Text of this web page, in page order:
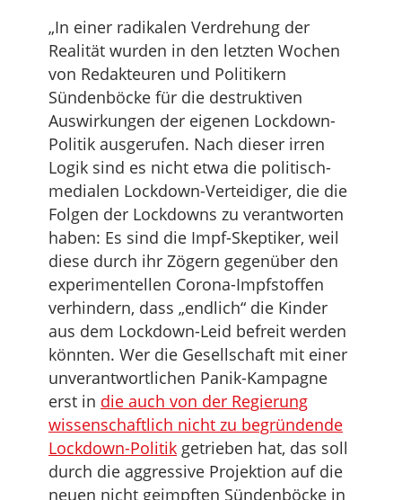
„In einer radikalen Verdrehung der
Realität wurden in den letzten Wochen
von Redakteuren und Politikern
Sündenböcke für die destruktiven
Auswirkungen der eigenen Lockdown-
Politik ausgerufen. Nach dieser irren
Logik sind es nicht etwa die politisch-
medialen Lockdown-Verteidiger, die die
Folgen der Lockdowns zu verantworten
haben: Es sind die Impf-Skeptiker, weil
diese durch ihr Zögern gegenüber den
experimentellen Corona-Impfstoffen
verhindern, dass „endlich“ die Kinder
aus dem Lockdown-Leid befreit werden
könnten. Wer die Gesellschaft mit einer
unverantwortlichen Panik-Kampagne
erst in die auch von der Regierung
wissenschaftlich nicht zu begründende
Lockdown-Politik getrieben hat, das soll
durch die aggressive Projektion auf die
neuen nicht geimpften Sündenböcke in